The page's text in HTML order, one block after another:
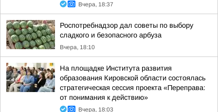
Вчера, 18:37
Роспотребнадзор дал советы по выбору
сладкого и безопасного арбуза
Вчера, 18:10
На площадке Института развития
образования Кировской области состоялась
стратегическая сессия проекта «Переправа:
от понимания к действию»
Вчера, 18:03